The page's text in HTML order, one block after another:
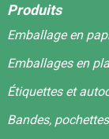
Produits
Emballage en
Emballages en
Étiquettes et
Bandes,